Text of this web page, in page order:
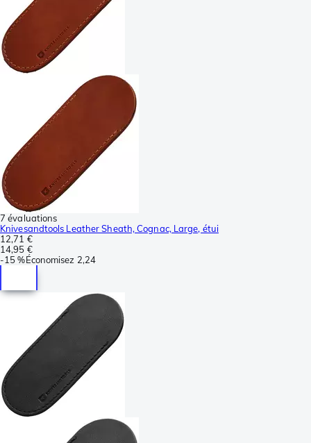
7 évaluations
Knivesandtools Leather Sheath, Cognac, Large, étui
12,71 €
14,95 €
-15 %Économisez 2,24